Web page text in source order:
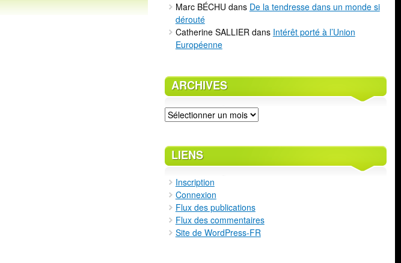
Marc BÉCHU dans De la tendresse dans un monde si
dérouté
Catherine SALLIER dans Intérêt porté à l’Union
Européenne
ARCHIVES
Archives
LIENS
Inscription
Connexion
Flux des publications
Flux des commentaires
Site de WordPress-FR